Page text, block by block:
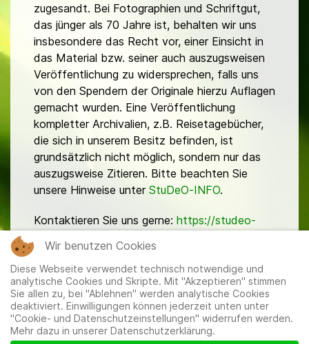
zugesandt. Bei Fotographien und Schriftgut,
das jünger als 70 Jahre ist, behalten wir uns
insbesondere das Recht vor, einer Einsicht in
das Material bzw. seiner auch auszugsweisen
Veröffentlichung zu widersprechen, falls uns
von den Spendern der Originale hierzu Auflagen
gemacht wurden. Eine Veröffentlichung
kompletter Archivalien, z.B. Reisetagebücher,
die sich in unserem Besitz befinden, ist
grundsätzlich nicht möglich, sondern nur das
auszugsweise Zitieren. Bitte beachten Sie
unsere Hinweise unter StuDeO-INFO.
Kontaktieren Sie uns gerne: https://studeo-
Mitglieder|Impressum|Datenschutzerklärung|Cookie-
Wir benutzen Cookies
Diese Webseite verwendet technisch notwendige und
analytische Cookies und Skripte. Mit "Akzeptieren" stimmen
Sie allen zu, bei "Ablehnen" werden analytische Cookies
deaktiviert. Einwilligungen können jederzeit unten unter
"Cookie- und Datenschutzeinstellungen" widerrufen werden.
Mehr dazu in unserer Datenschutzerklärung.